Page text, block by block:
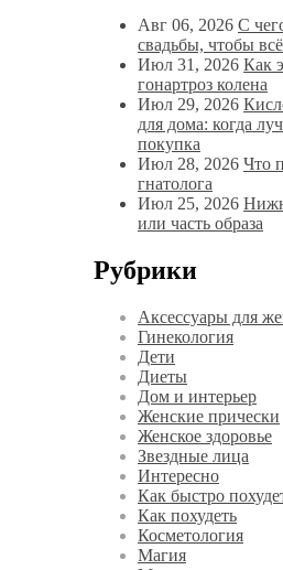
Авг 06, 2026 С
свадьбы, чтобы
Июл 31, 2026 Как
гонартроз колена
Июл 29, 2026
для дома: когда
покупка
Июл 28, 2026 Что
гнатолога
Июл 25, 2026
или часть образа
Рубрики
Аксессуары для
Гинекология
Дети
Диеты
Дом и интерьер
Женские прически
Женское здоровье
Звездные лица
Интересно
Как быстро
Как похудеть
Косметология
Магия